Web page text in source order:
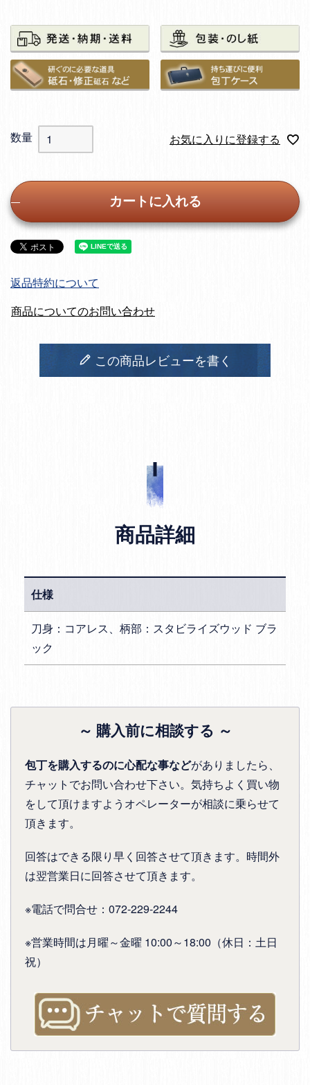
お気に入りに登録する
カートに入れる
返品特約について
商品についてのお問い合わせ
この商品レビューを書く
商品詳細
仕様
刀身：コアレス、柄部：スタビライズウッド ブラ
ック
～ 購入前に相談する ～
包丁を購入するのに心配な事などがありましたら、
チャットでお問い合わせ下さい。気持ちよく買い物
をして頂けますようオペレーターが相談に乗らせて
頂きます。
回答はできる限り早く回答させて頂きます。時間外
は翌営業日に回答させて頂きます。
※電話で問合せ：072-229-2244
※営業時間は月曜～金曜 10:00～18:00（休日：土日
祝）